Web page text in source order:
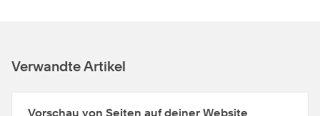
Verwandte Artikel